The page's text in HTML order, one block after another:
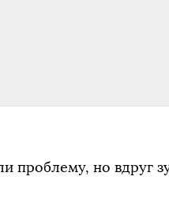
проблему, но вдруг